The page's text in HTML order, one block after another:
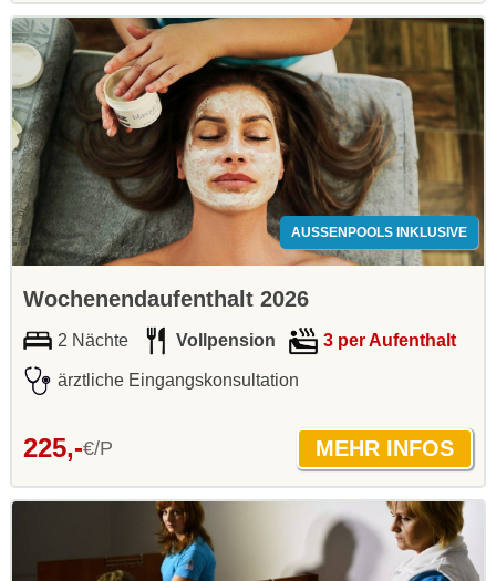
AUSSENPOOLS INKLUSIVE
Wochenendaufenthalt 2026
2 Nächte Vollpension 3 per Aufenthalt
ärztliche Eingangskonsultation
225,-€/P